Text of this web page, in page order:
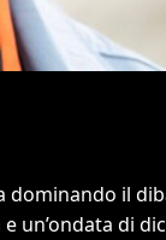
dominando il
un’ondata di